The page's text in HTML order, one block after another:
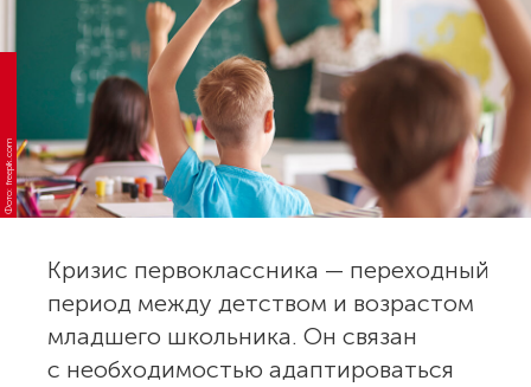
Фото: freepik.com
Кризис первоклассника — переходный
период между детством и возрастом
младшего школьника. Он связан
с необходимостью адаптироваться